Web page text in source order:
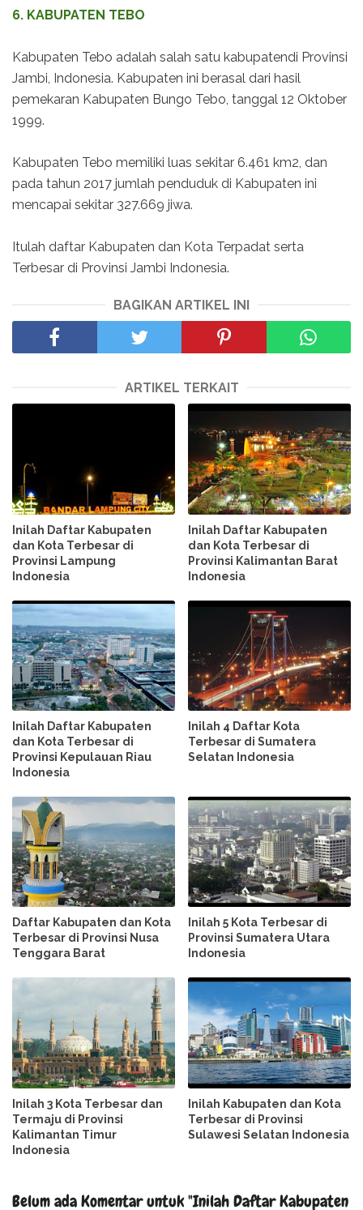
6. KABUPATEN TEBO
Kabupaten Tebo adalah salah satu kabupatendi Provinsi
Jambi, Indonesia. Kabupaten ini berasal dari hasil
pemekaran Kabupaten Bungo Tebo, tanggal 12 Oktober
1999.
Kabupaten Tebo memiliki luas sekitar 6.461 km2, dan
pada tahun 2017 jumlah penduduk di Kabupaten ini
mencapai sekitar 327.669 jiwa.
Itulah daftar Kabupaten dan Kota Terpadat serta
Terbesar di Provinsi Jambi Indonesia.
BAGIKAN ARTIKEL INI
ARTIKEL TERKAIT
Inilah Daftar Kabupaten
dan Kota Terbesar di
Provinsi Lampung
Indonesia
Inilah Daftar Kabupaten
dan Kota Terbesar di
Provinsi Kalimantan Barat
Indonesia
Inilah Daftar Kabupaten
dan Kota Terbesar di
Provinsi Kepulauan Riau
Indonesia
Inilah 4 Daftar Kota
Terbesar di Sumatera
Selatan Indonesia
Daftar Kabupaten dan Kota
Terbesar di Provinsi Nusa
Tenggara Barat
Inilah 5 Kota Terbesar di
Provinsi Sumatera Utara
Indonesia
Inilah 3 Kota Terbesar dan
Termaju di Provinsi
Kalimantan Timur
Indonesia
Inilah Kabupaten dan Kota
Terbesar di Provinsi
Sulawesi Selatan Indonesia
Belum ada Komentar untuk "Inilah Daftar Kabupaten